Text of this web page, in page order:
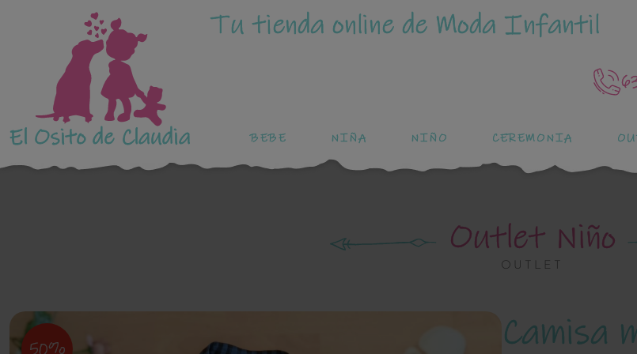
El Osito de Claudia
Tu tienda online de Moda Infantil
BEBE NIÑA NIÑO CEREMONIA
Outlet Niño
OUTLET
50%
Camisa